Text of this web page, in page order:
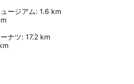
ージアム: 1.6 km
ナツ: 17.2 km